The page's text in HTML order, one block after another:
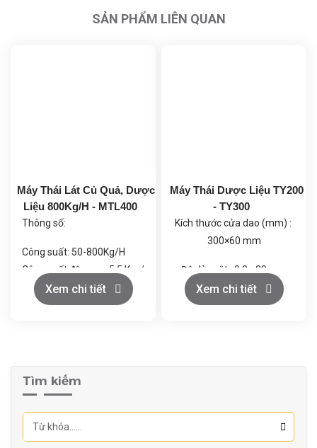
SẢN PHẨM LIÊN QUAN
Máy Thái Lát Củ Quả, Dược
Liệu 800Kg/H - MTL400
Thông số:
Công suất: 50-800Kg/H
Công suất động cơ: 5.5 Kw /
380V/ 3 Phase / 50Hz
Trọng lượng tịnh: 460Kg
Xem chi tiết
Máy Thái Dược Liệu TY200
- TY300
Kích thước cửa dao (mm) :
300×60 mm
Độ dày cắt : 0.8 - 30 mm
Công suất kg/h : 100-1000
Vật liệu xây dựng : SUS304
Xem chi tiết
Tìm kiếm